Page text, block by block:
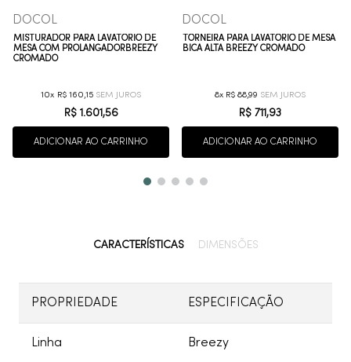
DOCOL
MISTURADOR PARA LAVATÓRIO DE
MESA COM PROLANGADORBREEZY
CROMADO
10 R$ 160,15
R$ 1 .601 ,56
ADICIONAR AO CARRINHO
DOCOL
TORNEIRA PARA LAVATÓRIO DE MESA
BICA ALTA BREEZY CROMADO
8 R$ 88,99
R$ 711 ,93
ADICIONAR AO CARRINHO
CARACTERÍSTICAS DIMENSÕES
PROPRIEDADE ESPECIFICAÇÃO
Linha Breezy